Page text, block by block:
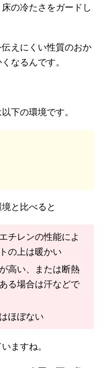
の冷たさをガードし
えにくい性質のおか
なるんです。
下の環境です。
と比べると
チレンの性能によ
の上は暖かい
高い、または断熱
る場合は汗などで
ほぼない
ますね。